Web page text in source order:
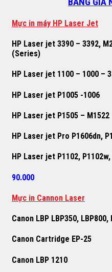
Mực in máy HP Laser Jet
HP Laser jet 3390 – 3392,
(Series)
HP Laser jet 1100 – 1000 –
HP Laser jet P1005 -1006
HP Laser jet P1505 – M1522
HP Laser jet Pro P1606dn,
HP Laser jet P1102,
90.000
Mực in Cannon Laser
Canon LBP LBP350,
Canon Cartridge EP-25
Canon LBP 1210